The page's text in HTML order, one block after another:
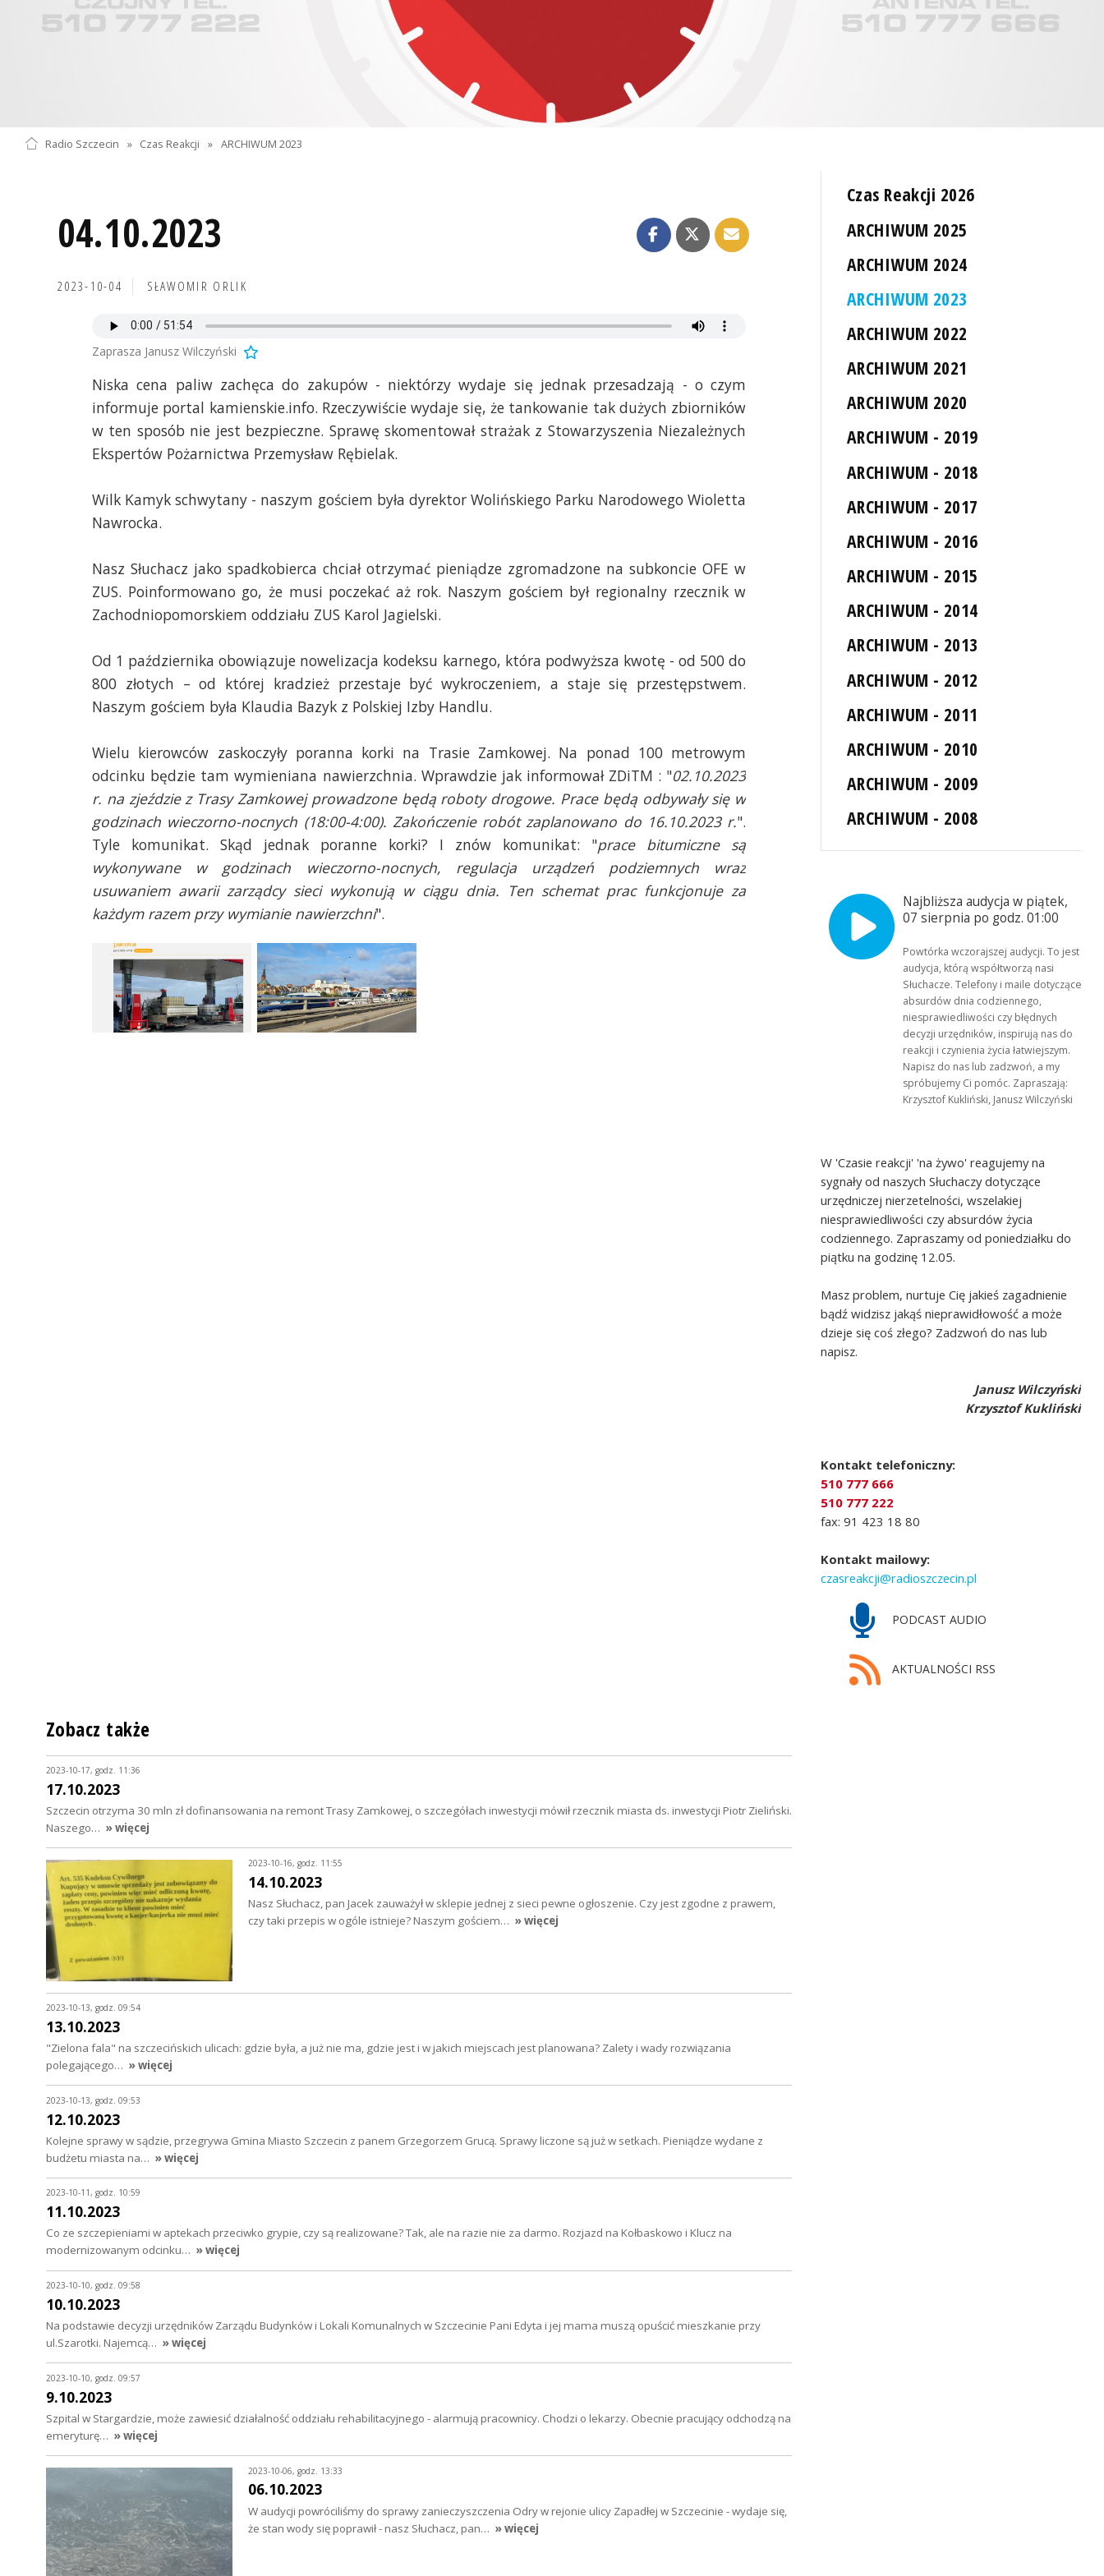
Radio Szczecin » Czas Reakcji » ARCHIWUM 2023
04.10.2023
2023-10-04 SŁAWOMIR ORLIK
Zaprasza Janusz Wilczyński
Niska cena paliw zachęca do zakupów - niektórzy wydaje się jednak przesadzają - o czym
informuje portal kamienskie.info. Rzeczywiście wydaje się, że tankowanie tak dużych zbiorników
w ten sposób nie jest bezpieczne. Sprawę skomentował strażak z Stowarzyszenia Niezależnych
Ekspertów Pożarnictwa Przemysław Rębielak.
Wilk Kamyk schwytany - naszym gościem była dyrektor Wolińskiego Parku Narodowego Wioletta
Nawrocka.
Nasz Słuchacz jako spadkobierca chciał otrzymać pieniądze zgromadzone na subkoncie OFE w
ZUS. Poinformowano go, że musi poczekać aż rok. Naszym gościem był regionalny rzecznik w
Zachodniopomorskiem oddziału ZUS Karol Jagielski.
Od 1 października obowiązuje nowelizacja kodeksu karnego, która podwyższa kwotę - od 500 do
800 złotych – od której kradzież przestaje być wykroczeniem, a staje się przestępstwem.
Naszym gościem była Klaudia Bazyk z Polskiej Izby Handlu.
Wielu kierowców zaskoczyły poranna korki na Trasie Zamkowej. Na ponad 100 metrowym
odcinku będzie tam wymieniana nawierzchnia. Wprawdzie jak informował ZDiTM : "02.10.2023
r. na zjeździe z Trasy Zamkowej prowadzone będą roboty drogowe. Prace będą odbywały się w
godzinach wieczorno-nocnych (18:00-4:00). Zakończenie robót zaplanowano do 16.10.2023 r.".
Tyle komunikat. Skąd jednak poranne korki? I znów komunikat: "prace bitumiczne są
wykonywane w godzinach wieczorno-nocnych, regulacja urządzeń podziemnych wraz
usuwaniem awarii zarządcy sieci wykonują w ciągu dnia. Ten schemat prac funkcjonuje za
każdym razem przy wymianie nawierzchni".
Czas Reakcji 2026
ARCHIWUM 2025
ARCHIWUM 2024
ARCHIWUM 2023
ARCHIWUM 2022
ARCHIWUM 2021
ARCHIWUM 2020
ARCHIWUM - 2019
ARCHIWUM - 2018
ARCHIWUM - 2017
ARCHIWUM - 2016
ARCHIWUM - 2015
ARCHIWUM - 2014
ARCHIWUM - 2013
ARCHIWUM - 2012
ARCHIWUM - 2011
ARCHIWUM - 2010
ARCHIWUM - 2009
ARCHIWUM - 2008
Najbliższa audycja w piątek,
07 sierpnia po godz. 01:00
Powtórka wczorajszej audycji. To jest
audycja, którą współtworzą nasi
Słuchacze. Telefony i maile dotyczące
absurdów dnia codziennego,
niesprawiedliwości czy błędnych
decyzji urzędników, inspirują nas do
reakcji i czynienia życia łatwiejszym.
Napisz do nas lub zadzwoń, a my
spróbujemy Ci pomóc. Zapraszają:
Krzysztof Kukliński, Janusz Wilczyński
W 'Czasie reakcji' 'na żywo' reagujemy na
sygnały od naszych Słuchaczy dotyczące
urzędniczej nierzetelności, wszelakiej
niesprawiedliwości czy absurdów życia
codziennego. Zapraszamy od poniedziałku do
piątku na godzinę 12.05.
Masz problem, nurtuje Cię jakieś zagadnienie
bądź widzisz jakąś nieprawidłowość a może
dzieje się coś złego? Zadzwoń do nas lub
napisz.
Janusz Wilczyński
Krzysztof Kukliński
Kontakt telefoniczny:
510 777 666
510 777 222
fax: 91 423 18 80
Kontakt mailowy:
czasreakcji@radioszczecin.pl
PODCAST AUDIO
AKTUALNOŚCI RSS
Zobacz także
2023-10-17, godz. 11:36
17.10.2023
Szczecin otrzyma 30 mln zł dofinansowania na remont Trasy Zamkowej, o szczegółach inwestycji mówił rzecznik miasta ds. inwestycji Piotr Zieliński.
Naszego… » więcej
2023-10-16, godz. 11:55
14.10.2023
Nasz Słuchacz, pan Jacek zauważył w sklepie jednej z sieci pewne ogłoszenie. Czy jest zgodne z prawem,
czy taki przepis w ogóle istnieje? Naszym gościem… » więcej
2023-10-13, godz. 09:54
13.10.2023
"Zielona fala" na szczecińskich ulicach: gdzie była, a już nie ma, gdzie jest i w jakich miejscach jest planowana? Zalety i wady rozwiązania
polegającego… » więcej
2023-10-13, godz. 09:53
12.10.2023
Kolejne sprawy w sądzie, przegrywa Gmina Miasto Szczecin z panem Grzegorzem Grucą. Sprawy liczone są już w setkach. Pieniądze wydane z
budżetu miasta na… » więcej
2023-10-11, godz. 10:59
11.10.2023
Co ze szczepieniami w aptekach przeciwko grypie, czy są realizowane? Tak, ale na razie nie za darmo. Rozjazd na Kołbaskowo i Klucz na
modernizowanym odcinku… » więcej
2023-10-10, godz. 09:58
10.10.2023
Na podstawie decyzji urzędników Zarządu Budynków i Lokali Komunalnych w Szczecinie Pani Edyta i jej mama muszą opuścić mieszkanie przy
ul.Szarotki. Najemcą… » więcej
2023-10-10, godz. 09:57
9.10.2023
Szpital w Stargardzie, może zawiesić działalność oddziału rehabilitacyjnego - alarmują pracownicy. Chodzi o lekarzy. Obecnie pracujący odchodzą na
emeryturę… » więcej
2023-10-06, godz. 13:33
06.10.2023
W audycji powróciliśmy do sprawy zanieczyszczenia Odry w rejonie ulicy Zapadłej w Szczecinie - wydaje się,
że stan wody się poprawił - nasz Słuchacz, pan… » więcej